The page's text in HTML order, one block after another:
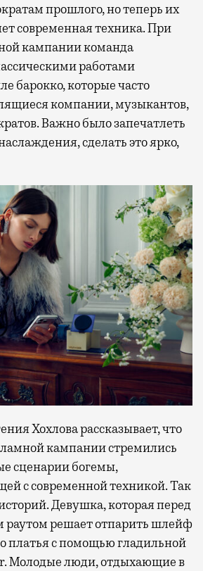
прошлого, но теперь их
современная техника. При
кампании команда
работами
барокко, которые часто
компании, музыкантов,
Важно было запечатлеть
сделать это ярко,
Хохлова рассказывает, что
кампании стремились
сценарии богемы,
с современной техникой. Так
Девушка, которая перед
решает отпарить шлейф
платья с помощью гладильной
Молодые люди, отдыхающие в